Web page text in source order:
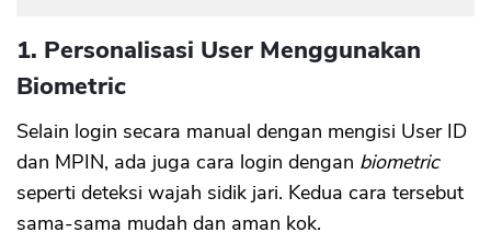
1. Personalisasi User Menggunakan
Biometric
Selain login secara manual dengan mengisi User ID
dan MPIN, ada juga cara login dengan biometric
seperti deteksi wajah sidik jari. Kedua cara tersebut
sama-sama mudah dan aman kok.